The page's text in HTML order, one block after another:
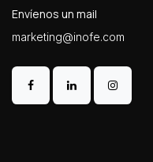
Envíenos un mail
marketing@inofe.com